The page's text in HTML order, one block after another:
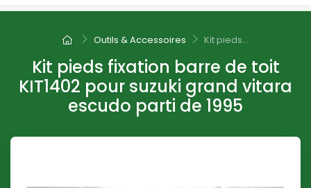
Outils & Accessoires Kit pieds...
Kit pieds fixation barre de toit
KIT1402 pour suzuki grand vitara
escudo parti de 1995